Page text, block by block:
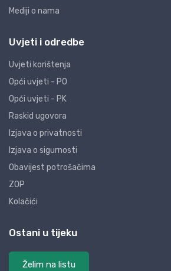
Mediji o nama
Uvjeti i odredbe
Uvjeti korištenja
Opći uvjeti - PO
Opći uvjeti - PK
Raskid ugovora
Izjava o privatnosti
Izjava o sigurnosti
Obavijest potrošačima
ZOP
Kolačići
Ostani u tijeku
Želim na listu